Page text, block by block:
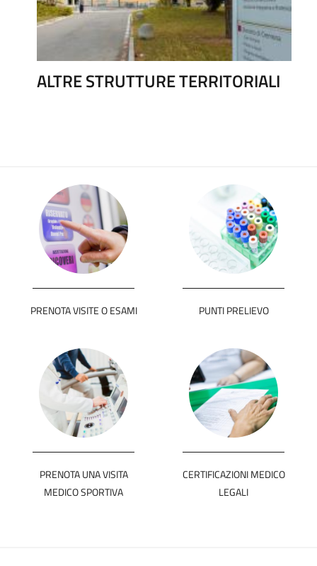
ALTRE STRUTTURE TERRITORIALI
PRENOTA VISITE O ESAMI PUNTI PRELIEVO
PRENOTA UNA VISITA
MEDICO SPORTIVA
CERTIFICAZIONI MEDICO
LEGALI